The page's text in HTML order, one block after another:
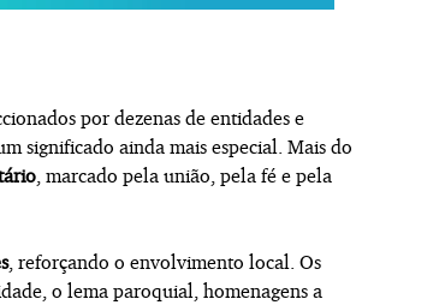
por dezenas de entidades e
significado ainda mais especial. Mais do
, marcado pela união, pela fé e pela
, reforçando o envolvimento local. Os
o lema paroquial, homenagens a